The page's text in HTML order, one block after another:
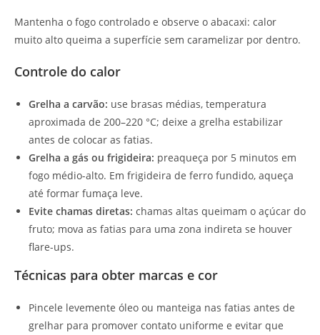
Mantenha o fogo controlado e observe o abacaxi: calor
muito alto queima a superfície sem caramelizar por dentro.
Controle do calor
Grelha a carvão: use brasas médias, temperatura
aproximada de 200–220 °C; deixe a grelha estabilizar
antes de colocar as fatias.
Grelha a gás ou frigideira: preaqueça por 5 minutos em
fogo médio-alto. Em frigideira de ferro fundido, aqueça
até formar fumaça leve.
Evite chamas diretas: chamas altas queimam o açúcar do
fruto; mova as fatias para uma zona indireta se houver
flare-ups.
Técnicas para obter marcas e cor
Pincele levemente óleo ou manteiga nas fatias antes de
grelhar para promover contato uniforme e evitar que